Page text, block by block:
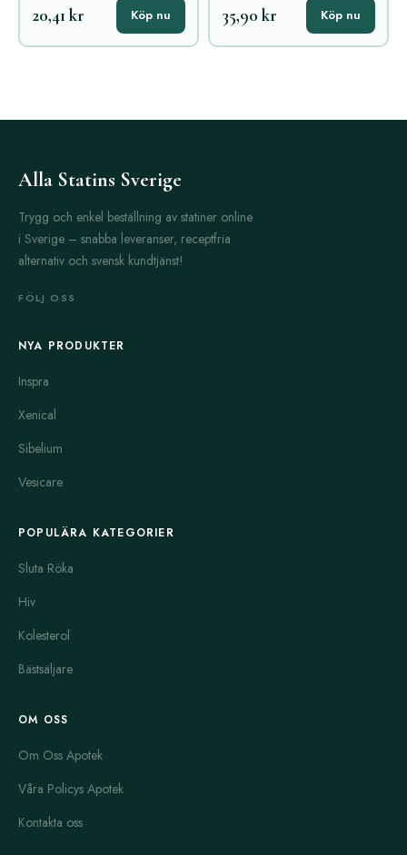
20,41 kr Köp nu 35,90 kr Köp nu
Alla Statins Sverige
Trygg och enkel beställning av statiner online
i Sverige – snabba leveranser, receptfria
alternativ och svensk kundtjänst!
FÖLJ OSS
NYA PRODUKTER
Inspra
Xenical
Sibelium
Vesicare
POPULÄRA KATEGORIER
Sluta Röka
Hiv
Kolesterol
Bästsäljare
OM OSS
Om Oss Apotek
Våra Policys Apotek
Kontakta oss